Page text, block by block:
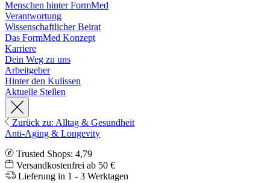
Menschen hinter FormMed
Verantwortung
Wissenschaftlicher Beirat
Das FormMed Konzept
Karriere
Dein Weg zu uns
Arbeitgeber
Hinter den Kulissen
Aktuelle Stellen
Zurück zu: Alltag & Gesundheit
Anti-Aging & Longevity
Trusted Shops: 4,79
Versandkostenfrei ab 50 €
Lieferung in 1 - 3 Werktagen